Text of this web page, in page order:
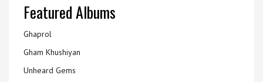
Featured Albums
Ghaprol
Gham Khushiyan
Unheard Gems